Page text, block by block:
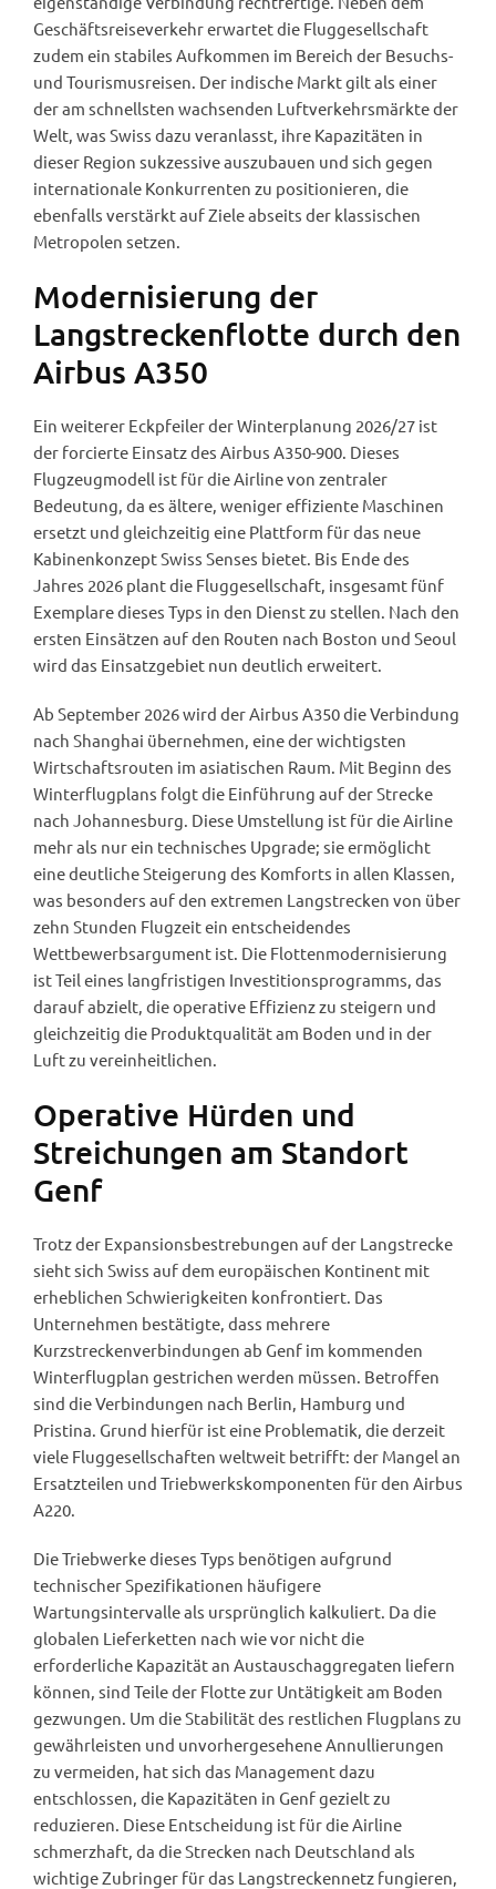
Geschäftsreiseverkehr erwartet die Fluggesellschaft
zudem ein stabiles Aufkommen im Bereich der Besuchs-
und Tourismusreisen. Der indische Markt gilt als einer
der am schnellsten wachsenden Luftverkehrsmärkte der
Welt, was Swiss dazu veranlasst, ihre Kapazitäten in
dieser Region sukzessive auszubauen und sich gegen
internationale Konkurrenten zu positionieren, die
ebenfalls verstärkt auf Ziele abseits der klassischen
Metropolen setzen.
Modernisierung der
Langstreckenflotte durch den
Airbus A350
Ein weiterer Eckpfeiler der Winterplanung 2026/27 ist
der forcierte Einsatz des Airbus A350-900. Dieses
Flugzeugmodell ist für die Airline von zentraler
Bedeutung, da es ältere, weniger effiziente Maschinen
ersetzt und gleichzeitig eine Plattform für das neue
Kabinenkonzept Swiss Senses bietet. Bis Ende des
Jahres 2026 plant die Fluggesellschaft, insgesamt fünf
Exemplare dieses Typs in den Dienst zu stellen. Nach den
ersten Einsätzen auf den Routen nach Boston und Seoul
wird das Einsatzgebiet nun deutlich erweitert.
Ab September 2026 wird der Airbus A350 die Verbindung
nach Shanghai übernehmen, eine der wichtigsten
Wirtschaftsrouten im asiatischen Raum. Mit Beginn des
Winterflugplans folgt die Einführung auf der Strecke
nach Johannesburg. Diese Umstellung ist für die Airline
mehr als nur ein technisches Upgrade; sie ermöglicht
eine deutliche Steigerung des Komforts in allen Klassen,
was besonders auf den extremen Langstrecken von über
zehn Stunden Flugzeit ein entscheidendes
Wettbewerbsargument ist. Die Flottenmodernisierung
ist Teil eines langfristigen Investitionsprogramms, das
darauf abzielt, die operative Effizienz zu steigern und
gleichzeitig die Produktqualität am Boden und in der
Luft zu vereinheitlichen.
Operative Hürden und
Streichungen am Standort
Genf
Trotz der Expansionsbestrebungen auf der Langstrecke
sieht sich Swiss auf dem europäischen Kontinent mit
erheblichen Schwierigkeiten konfrontiert. Das
Unternehmen bestätigte, dass mehrere
Kurzstreckenverbindungen ab Genf im kommenden
Winterflugplan gestrichen werden müssen. Betroffen
sind die Verbindungen nach Berlin, Hamburg und
Pristina. Grund hierfür ist eine Problematik, die derzeit
viele Fluggesellschaften weltweit betrifft: der Mangel an
Ersatzteilen und Triebwerkskomponenten für den Airbus
A220.
Die Triebwerke dieses Typs benötigen aufgrund
technischer Spezifikationen häufigere
Wartungsintervalle als ursprünglich kalkuliert. Da die
globalen Lieferketten nach wie vor nicht die
erforderliche Kapazität an Austauschaggregaten liefern
können, sind Teile der Flotte zur Untätigkeit am Boden
gezwungen. Um die Stabilität des restlichen Flugplans zu
gewährleisten und unvorhergesehene Annullierungen
zu vermeiden, hat sich das Management dazu
entschlossen, die Kapazitäten in Genf gezielt zu
reduzieren. Diese Entscheidung ist für die Airline
schmerzhaft, da die Strecken nach Deutschland als
wichtige Zubringer für das Langstreckennetz fungieren,